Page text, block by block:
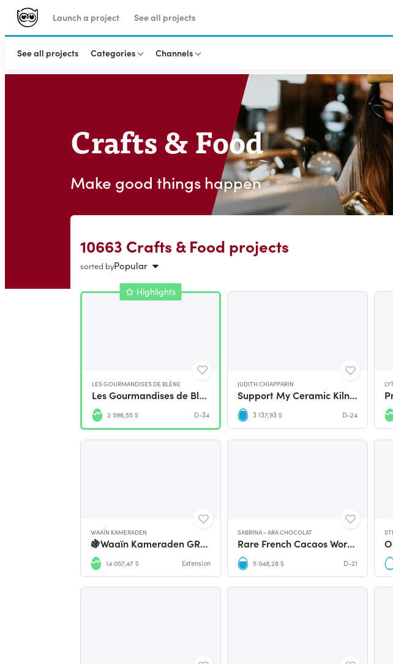
Launch a project See all projects
See all projects Categories Channels
Crafts & Food
Make good things happen
10663 Crafts & Food projects
sorted byPopular
Highlights
LES GOURMANDISES DE BLÈNE
Les Gourmandises de Blène : mon labo de cake design
2 596,55 $ D-34
JUDITH CHIAPPARIN
Support My Ceramic Kiln Project
3 137,93 $ D-24
WAAÏN KAMERADEN
🍇Waaïn Kameraden GROWfunding 🌱
14 057,47 $ Extension
SABRINA - ARA CHOCOLAT
Rare French Cacaos Worth Preserving 🍫🇫🇷
5 048,28 $ D-21